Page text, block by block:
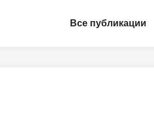
Все публикации